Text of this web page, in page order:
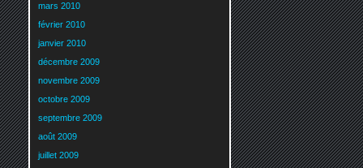
mars 2010
février 2010
janvier 2010
décembre 2009
novembre 2009
octobre 2009
septembre 2009
août 2009
juillet 2009